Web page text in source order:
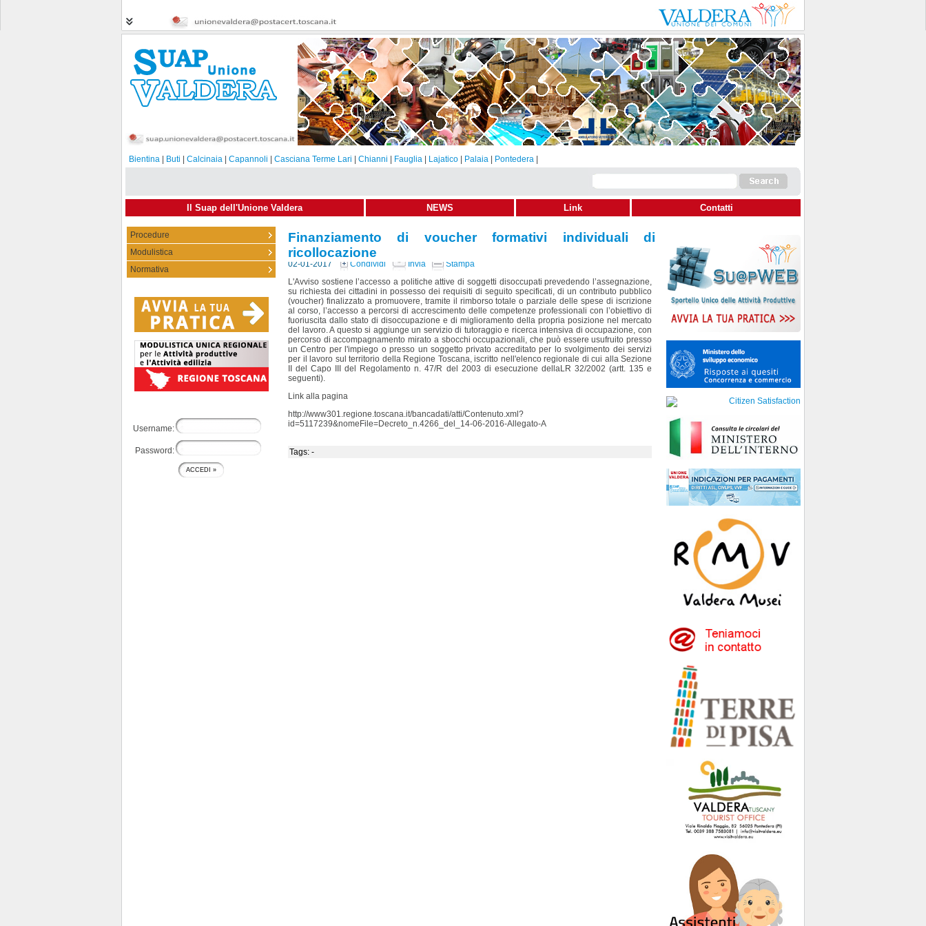
Bientina Buti Calcinaia Capannoli Casciana Terme Lari Chianni Fauglia Lajatico Palaia Pontedera
Il Suap dell'Unione Valdera NEWS Link Contatti
Procedure
Modulistica
Normativa
Username:
Password:
Finanziamento di voucher formativi individuali di
ricollocazione
02-01-2017 Condividi Invia
Stampa
L'Avviso sostiene l’accesso a politiche attive di soggetti disoccupati prevedendo l’assegnazione,
su richiesta dei cittadini in possesso dei requisiti di seguito specificati, di un contributo pubblico
(voucher) finalizzato a promuovere, tramite il rimborso totale o parziale delle spese di iscrizione
al corso, l’accesso a percorsi di accrescimento delle competenze professionali con l’obiettivo di
fuoriuscita dallo stato di disoccupazione e di miglioramento della propria posizione nel mercato
del lavoro. A questo si aggiunge un servizio di tutoraggio e ricerca intensiva di occupazione, con
percorso di accompagnamento mirato a sbocchi occupazionali, che può essere usufruito presso
un Centro per l'impiego o presso un soggetto privato accreditato per lo svolgimento dei servizi
per il lavoro sul territorio della Regione Toscana, iscritto nell'elenco regionale di cui alla Sezione
II del Capo III del Regolamento n. 47/R del 2003 di esecuzione dellaLR 32/2002 (artt. 135 e
seguenti).
Link alla pagina
http://www301.regione.toscana.it/bancadati/atti/Contenuto.xml?
id=5117239&nomeFile=Decreto_n.4266_del_14-06-2016-Allegato-A
Tags: -